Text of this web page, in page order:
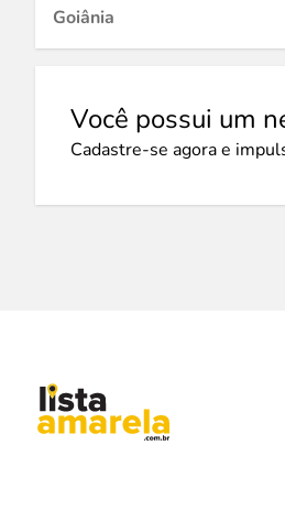
Goiânia
Você possui um
Cadastre-se agora e